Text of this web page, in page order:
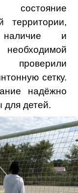
состояние
территории,
наличие и
сетку.
надёжно
для детей.